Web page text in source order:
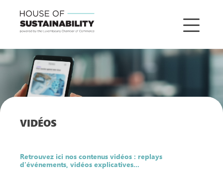
VIDÉOS
Retrouvez ici nos contenus vidéos : replays
d'événements, vidéos explicatives...